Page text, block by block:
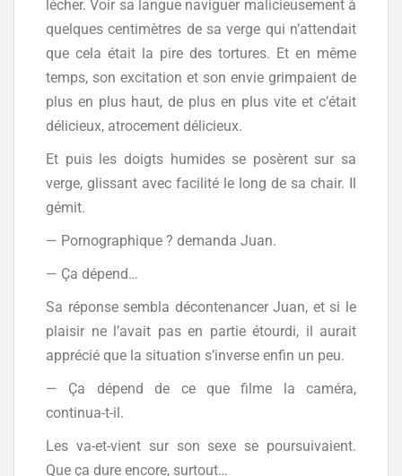
lécher. Voir sa langue naviguer malicieusement à
quelques centimètres de sa verge qui n’attendait
que cela était la pire des tortures. Et en même
temps, son excitation et son envie grimpaient de
plus en plus haut, de plus en plus vite et c’était
délicieux, atrocement délicieux.
Et puis les doigts humides se posèrent sur sa
verge, glissant avec facilité le long de sa chair. Il
gémit.
— Pornographique ? demanda Juan.
— Ça dépend…
Sa réponse sembla décontenancer Juan, et si le
plaisir ne l’avait pas en partie étourdi, il aurait
apprécié que la situation s’inverse enfin un peu.
— Ça dépend de ce que filme la caméra,
continua-t-il.
Les va-et-vient sur son sexe se poursuivaient.
Que ça dure encore, surtout…